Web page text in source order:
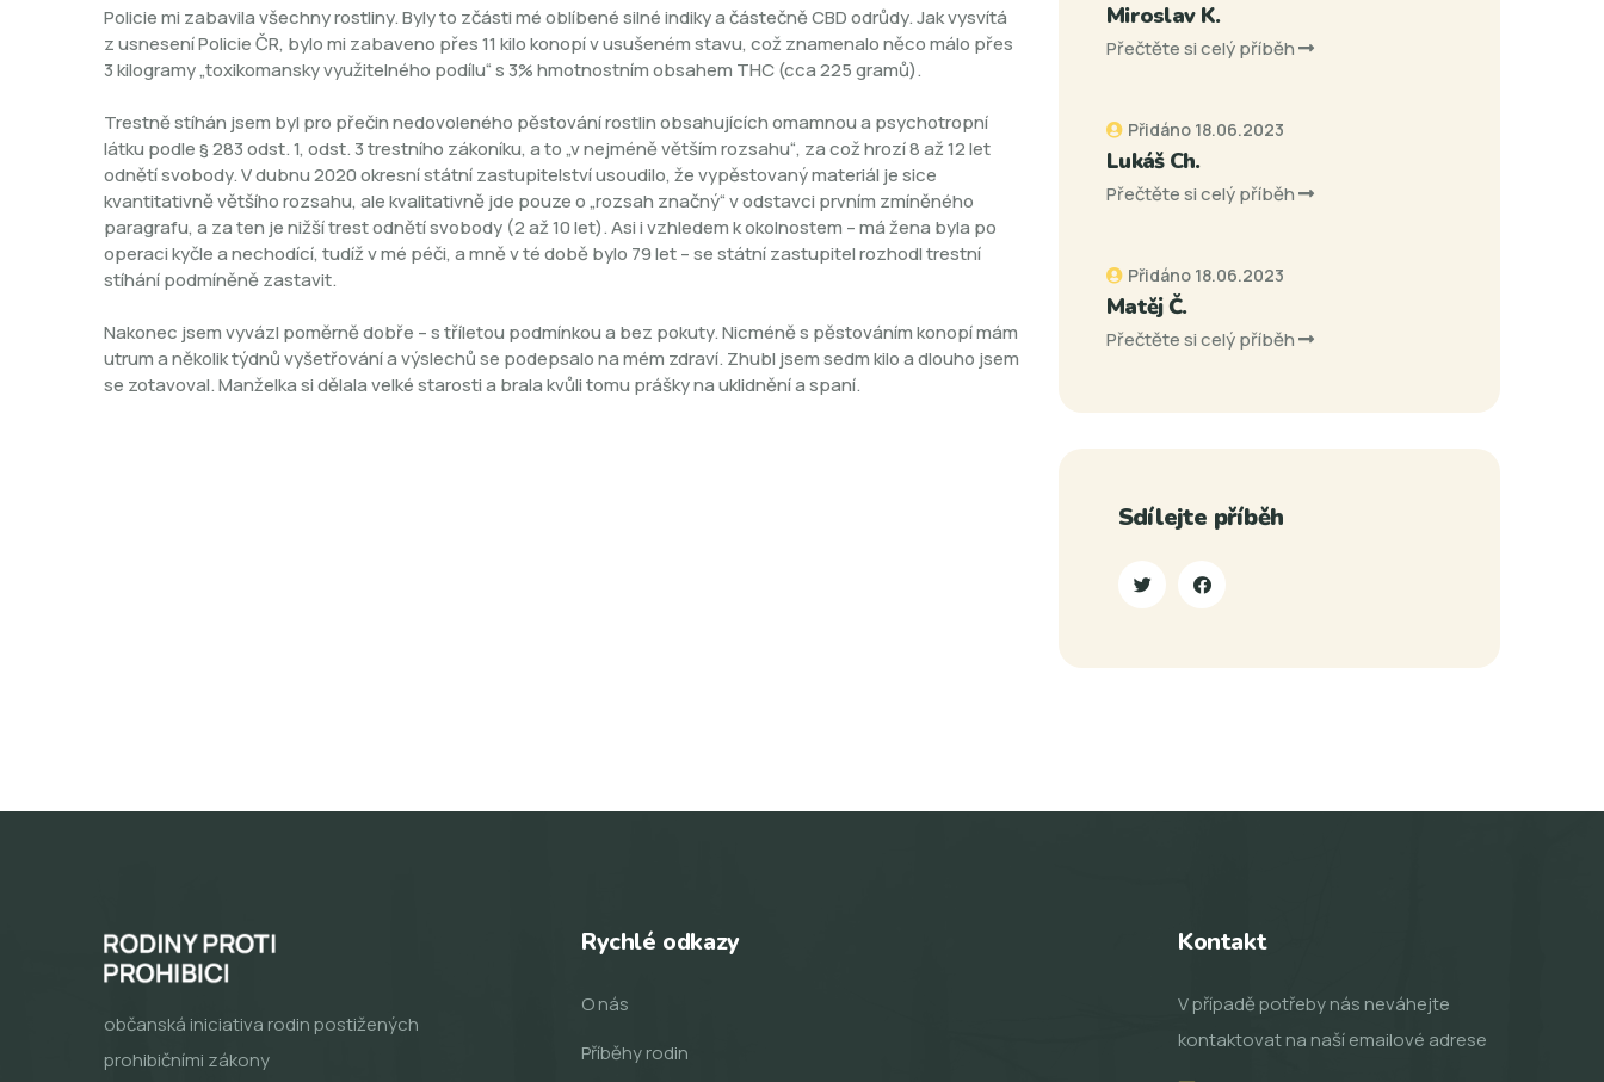
Policie mi zabavila všechny rostliny. Byly to zčásti mé oblíbené silné indiky a částečně CBD odrůdy. Jak vysvítá
z usnesení Policie ČR, bylo mi zabaveno přes 11 kilo konopí v usušeném stavu, což znamenalo něco málo přes
3 kilogramy „toxikomansky využitelného podílu“ s 3% hmotnostním obsahem THC (cca 225 gramů).
Trestně stíhán jsem byl pro přečin nedovoleného pěstování rostlin obsahujících omamnou a psychotropní
látku podle § 283 odst. 1, odst. 3 trestního zákoníku, a to „v nejméně větším rozsahu“, za což hrozí 8 až 12 let
odnětí svobody. V dubnu 2020 okresní státní zastupitelství usoudilo, že vypěstovaný materiál je sice
kvantitativně většího rozsahu, ale kvalitativně jde pouze o „rozsah značný“ v odstavci prvním zmíněného
paragrafu, a za ten je nižší trest odnětí svobody (2 až 10 let). Asi i vzhledem k okolnostem – má žena byla po
operaci kyčle a nechodící, tudíž v mé péči, a mně v té době bylo 79 let – se státní zastupitel rozhodl trestní
stíhání podmíněně zastavit.
Nakonec jsem vyvázl poměrně dobře – s tříletou podmínkou a bez pokuty. Nicméně s pěstováním konopí mám
utrum a několik týdnů vyšetřování a výslechů se podepsalo na mém zdraví. Zhubl jsem sedm kilo a dlouho jsem
se zotavoval. Manželka si dělala velké starosti a brala kvůli tomu prášky na uklidnění a spaní.
Miroslav K.
Přečtěte si celý příběh
Přidáno 18.06.2023
Lukáš Ch.
Přečtěte si celý příběh
Přidáno 18.06.2023
Matěj Č.
Přečtěte si celý příběh
Sdílejte příběh
občanská iniciativa rodin postižených
prohibičními zákony
Rychlé odkazy
O nás
Příběhy rodin
Kontakt
V případě potřeby nás neváhejte
kontaktovat na naší emailové adrese